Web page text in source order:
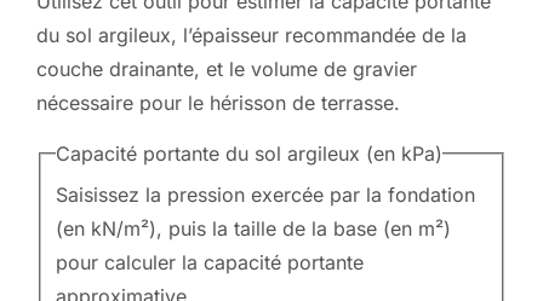
du sol argileux, l’épaisseur recommandée de la
couche drainante, et le volume de gravier
nécessaire pour le hérisson de terrasse.
Capacité portante du sol argileux (en kPa)
Saisissez la pression exercée par la fondation
(en kN/m²), puis la taille de la base (en m²)
pour calculer la capacité portante
approximative.